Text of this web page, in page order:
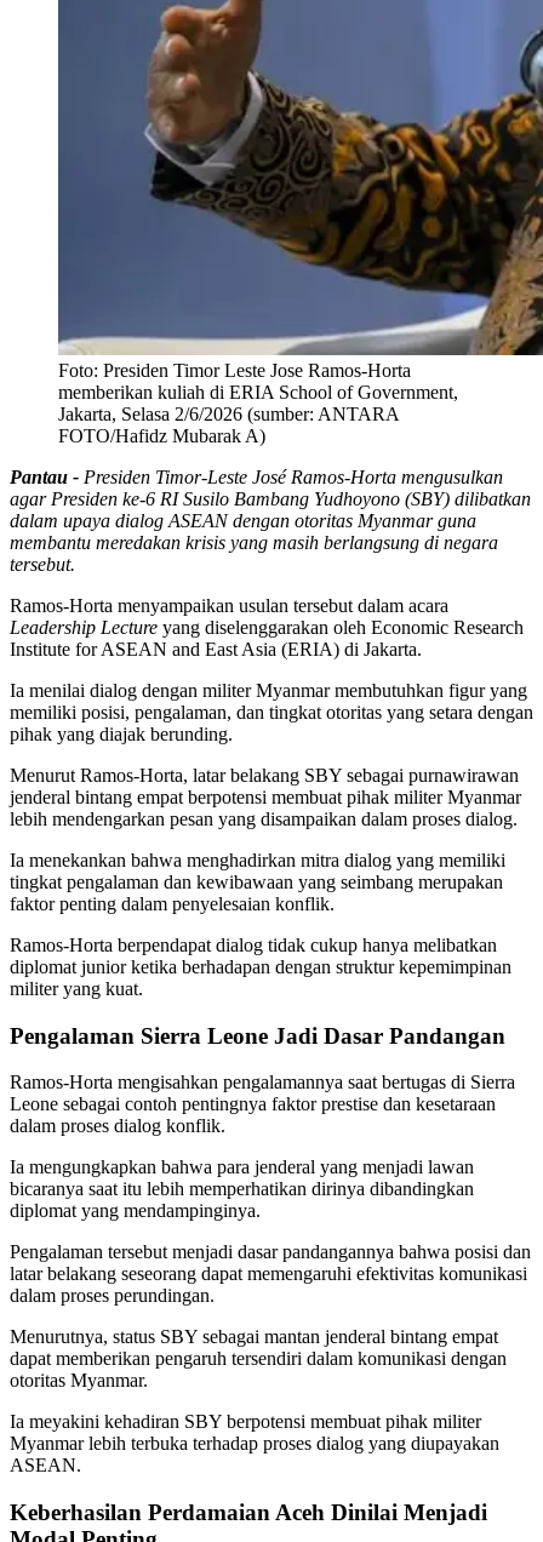
Foto: Presiden Timor Leste Jose Ramos-Horta
memberikan kuliah di ERIA School of Government,
Jakarta, Selasa 2/6/2026 (sumber: ANTARA
FOTO/Hafidz Mubarak A)
Pantau - Presiden Timor-Leste José Ramos-Horta mengusulkan
agar Presiden ke-6 RI Susilo Bambang Yudhoyono (SBY) dilibatkan
dalam upaya dialog ASEAN dengan otoritas Myanmar guna
membantu meredakan krisis yang masih berlangsung di negara
tersebut.
Ramos-Horta menyampaikan usulan tersebut dalam acara
Leadership Lecture yang diselenggarakan oleh Economic Research
Institute for ASEAN and East Asia (ERIA) di Jakarta.
Ia menilai dialog dengan militer Myanmar membutuhkan figur yang
memiliki posisi, pengalaman, dan tingkat otoritas yang setara dengan
pihak yang diajak berunding.
Menurut Ramos-Horta, latar belakang SBY sebagai purnawirawan
jenderal bintang empat berpotensi membuat pihak militer Myanmar
lebih mendengarkan pesan yang disampaikan dalam proses dialog.
Ia menekankan bahwa menghadirkan mitra dialog yang memiliki
tingkat pengalaman dan kewibawaan yang seimbang merupakan
faktor penting dalam penyelesaian konflik.
Ramos-Horta berpendapat dialog tidak cukup hanya melibatkan
diplomat junior ketika berhadapan dengan struktur kepemimpinan
militer yang kuat.
Pengalaman Sierra Leone Jadi Dasar Pandangan
Ramos-Horta mengisahkan pengalamannya saat bertugas di Sierra
Leone sebagai contoh pentingnya faktor prestise dan kesetaraan
dalam proses dialog konflik.
Ia mengungkapkan bahwa para jenderal yang menjadi lawan
bicaranya saat itu lebih memperhatikan dirinya dibandingkan
diplomat yang mendampinginya.
Pengalaman tersebut menjadi dasar pandangannya bahwa posisi dan
latar belakang seseorang dapat memengaruhi efektivitas komunikasi
dalam proses perundingan.
Menurutnya, status SBY sebagai mantan jenderal bintang empat
dapat memberikan pengaruh tersendiri dalam komunikasi dengan
otoritas Myanmar.
Ia meyakini kehadiran SBY berpotensi membuat pihak militer
Myanmar lebih terbuka terhadap proses dialog yang diupayakan
ASEAN.
Keberhasilan Perdamaian Aceh Dinilai Menjadi